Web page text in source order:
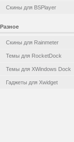
Скины для BSPlayer
Разное
Скины для Rainmeter
Темы для RocketDock
Темы для XWindows Dock
Гаджеты для Xwidget